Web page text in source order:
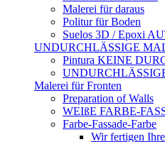
Malerei für daraus
Politur für Boden
Suelos 3D / Epoxi
UNDURCHLÄSSIGE
Pintura KEINE
Malerei für Fronten
Preparation of Walls
WEIßE FARBE-
Farbe-Fassade-Farbe
Wir fertigen